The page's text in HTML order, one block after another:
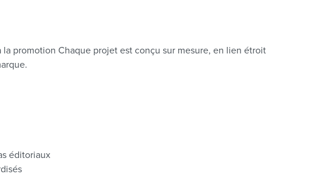
promotion Chaque projet est conçu sur mesure, en lien étroit
éditoriaux